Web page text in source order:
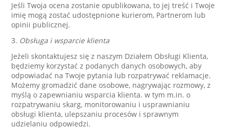
Jeśli Twoja ocena zostanie opublikowana, to jej treść i Twoje
imię mogą zostać udostępnione kurierom, Partnerom lub
opinii publicznej.
3. Obsługa i wsparcie klienta
Jeżeli skontaktujesz się z naszym Działem Obsługi Klienta,
będziemy korzystać z podanych danych osobowych, aby
odpowiadać na Twoje pytania lub rozpatrywać reklamacje.
Możemy gromadzić dane osobowe, nagrywając rozmowy, z
myślą o zapewnianiu wsparcia klienta. w tym m.in. o
rozpatrywaniu skarg, monitorowaniu i usprawnianiu
obsługi klienta, ulepszaniu procesów i sprawnym
udzielaniu odpowiedzi.